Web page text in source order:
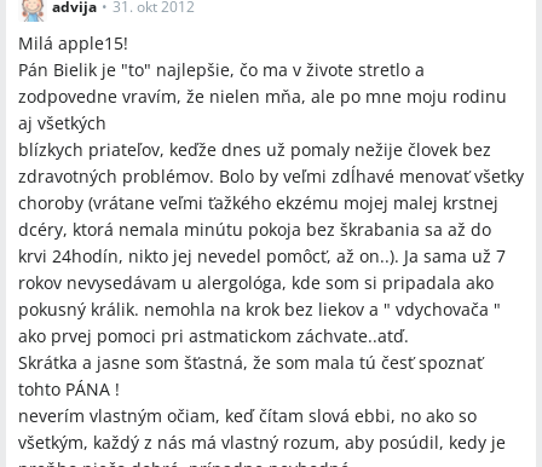
advija • 31. okt 2012
Milá apple15!
Pán Bielik je "to" najlepšie, čo ma v živote stretlo a
zodpovedne vravím, že nielen mňa, ale po mne moju rodinu
aj všetkých
blízkych priateľov, keďže dnes už pomaly nežije človek bez
zdravotných problémov. Bolo by veľmi zdĺhavé menovať všetky
choroby (vrátane veľmi ťažkého ekzému mojej malej krstnej
dcéry, ktorá nemala minútu pokoja bez škrabania sa až do
krvi 24hodín, nikto jej nevedel pomôcť, až on..). Ja sama už 7
rokov nevysedávam u alergológa, kde som si pripadala ako
pokusný králik. nemohla na krok bez liekov a " vdychovača "
ako prvej pomoci pri astmatickom záchvate..atď.
Skrátka a jasne som šťastná, že som mala tú česť spoznať
tohto PÁNA !
neverím vlastným očiam, keď čítam slová ebbi, no ako so
všetkým, každý z nás má vlastný rozum, aby posúdil, kedy je